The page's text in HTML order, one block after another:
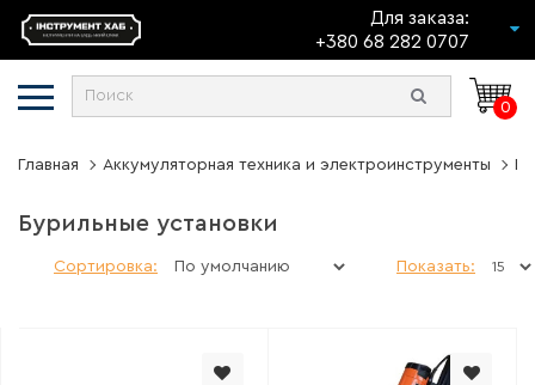
Для заказа:
+380 68 282 0707
0
Главная Аккумуляторная техника и электроинструменты
Бурильные установки
Сортировка: Показать: